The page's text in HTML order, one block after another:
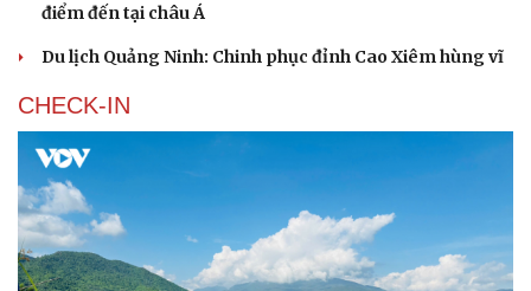
Cải chính
điểm đến tại châu Á
Du lịch Quảng Ninh: Chinh phục đỉnh Cao Xiêm hùng vĩ
CHECK-IN